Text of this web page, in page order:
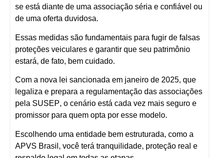
se está diante de uma associação séria e confiável ou
de uma oferta duvidosa.
Essas medidas são fundamentais para fugir de falsas
proteções veiculares e garantir que seu patrimônio
estará, de fato, bem cuidado.
Com a nova lei sancionada em janeiro de 2025, que
legaliza e prepara a regulamentação das associações
pela SUSEP, o cenário está cada vez mais seguro e
promissor para quem opta por esse modelo.
Escolhendo uma entidade bem estruturada, como a
APVS Brasil , você terá tranquilidade, proteção real e